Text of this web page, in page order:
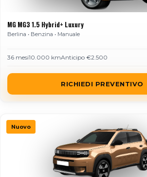
MG MG3 1.5 Hybrid+ Luxury
Berlina • Benzina • Manuale
36 mesi10.000 kmAnticipo €2.500
RICHIEDI PREVENTIVO
Nuovo